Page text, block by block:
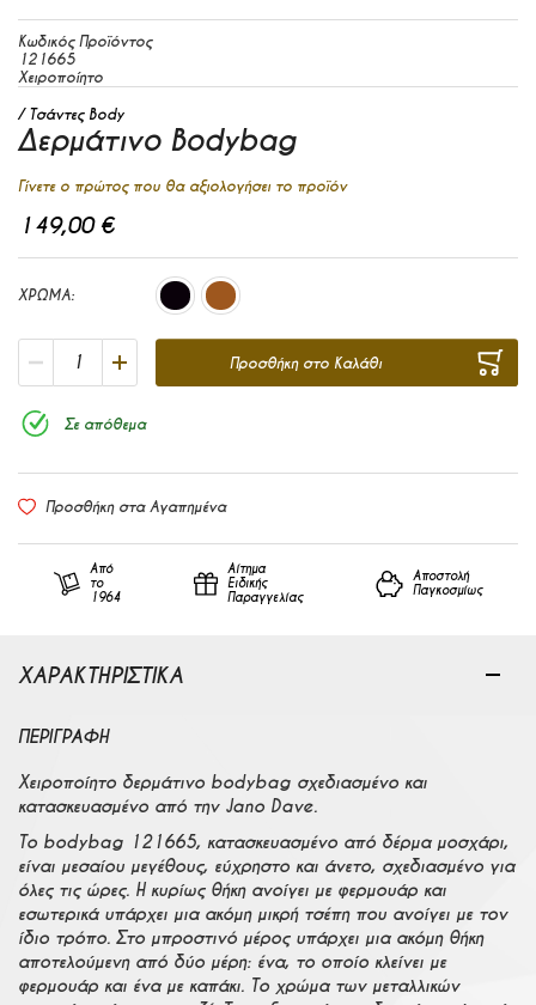
Μετάβαση στην αρχή της συλλογής εικόνων
Κωδικός Προϊόντος
121665
Χειροποίητο
Τσάντες Body
Δερμάτινο Bodybag
Γίνετε ο πρώτος που θα αξιολογήσει το προϊόν
149,00 €
ΧΡΩΜΑ
Προσθήκη στο Καλάθι
Σε απόθεμα
Προσθήκη στα Αγαπημένα
Από
το
1964
Αίτημα
Ειδικής
Παραγγελίας
Αποστολή
Παγκοσμίως
ΧΑΡΑΚΤΗΡΙΣΤΙΚΑ
ΠΕΡΙΓΡΑΦΉ
Χειροποίητο δερμάτινο bodybag σχεδιασμένο και
κατασκευασμένο από την Jano Dave.
Το bodybag 121665, κατασκευασμένο από δέρμα μοσχάρι,
είναι μεσαίου μεγέθους, εύχρηστο και άνετο, σχεδιασμένο για
όλες τις ώρες. Η κυρίως θήκη ανοίγει με φερμουάρ και
εσωτερικά υπάρχει μια ακόμη μικρή τσέπη που ανοίγει με τον
ίδιο τρόπο. Στο μπροστινό μέρος υπάρχει μια ακόμη θήκη
αποτελούμενη από δύο μέρη: ένα, το οποίο κλείνει με
φερμουάρ και ένα με καπάκι. Το χρώμα των μεταλλικών